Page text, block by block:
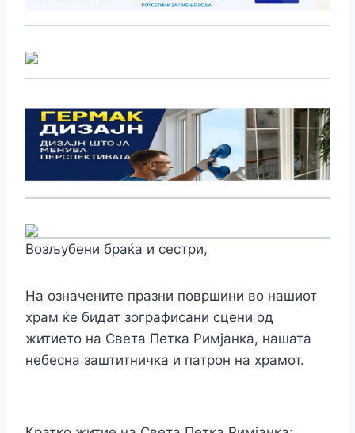
Возљубени браќа и сестри,
На означените празни површини во нашиот
храм ќе бидат зографисани сцени од
житието на Света Петка Римјанка, нашата
небесна заштитничка и патрон на храмот.